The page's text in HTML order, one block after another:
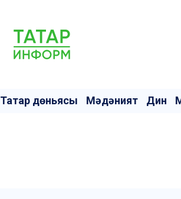
Татар дөньясы Мәдәният Дин